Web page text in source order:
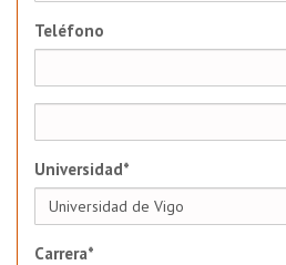
Teléfono
Universidad*
Carrera*